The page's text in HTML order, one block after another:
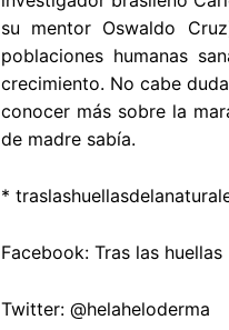
su mentor Oswaldo
poblaciones humanas
crecimiento. No cabe
conocer más sobre la
de madre sabía.
*
Facebook: Tras las huellas
Twitter: @helaheloderma